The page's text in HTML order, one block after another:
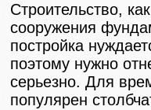
Строительство,
сооружения
постройка
поэтому нужно
серьезно. Для
популярен